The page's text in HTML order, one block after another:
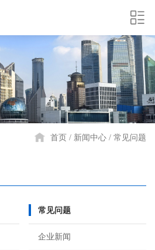
首页 新闻中心 常见问题
常见问题
企业新闻